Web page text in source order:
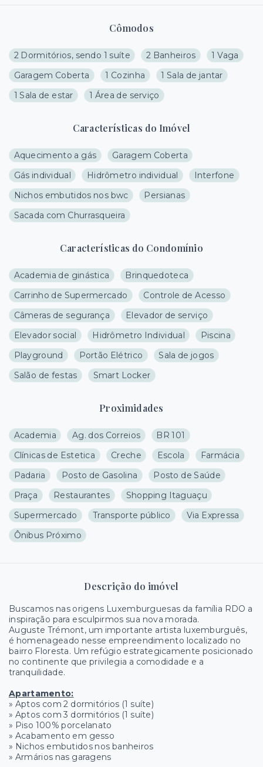
Cômodos
2 Dormitórios, sendo 1 suíte 2 Banheiros
1 Vaga
Garagem Coberta
1 Cozinha
1 Sala de jantar
1 Sala de estar
1 Área de serviço
Características do Imóvel
Aquecimento a gás
Garagem Coberta
Gás individual
Hidrômetro individual
Interfone
Nichos embutidos nos bwc
Persianas
Sacada com Churrasqueira
Características do Condomínio
Academia de ginástica
Brinquedoteca
Carrinho de Supermercado
Controle de Acesso
Câmeras de segurança
Elevador de serviço
Elevador social
Hidrômetro Individual
Piscina
Playground
Portão Elétrico
Sala de jogos
Salão de festas
Smart Locker
Proximidades
Academia Ag. dos Correios
BR 101
Clínicas de Estetica
Creche Escola
Farmácia
Padaria
Posto de Gasolina
Posto de Saúde
Praça
Restaurantes
Shopping Itaguaçu
Supermercado
Transporte público
Via Expressa
Ônibus Próximo
Descrição do imóvel
Buscamos nas origens Luxemburguesas da família RDO a
inspiração para esculpirmos sua nova morada.
Auguste Trémont, um importante artista luxemburguês,
é homenageado nesse empreendimento localizado no
bairro Floresta. Um refúgio estrategicamente posicionado
no continente que privilegia a comodidade e a
tranquilidade.
Apartamento:
» Aptos com 2 dormitórios (1 suíte)
» Aptos com 3 dormitórios (1 suíte)
» Piso 100% porcelanato
» Acabamento em gesso
» Nichos embutidos nos banheiros
» Armários nas garagens